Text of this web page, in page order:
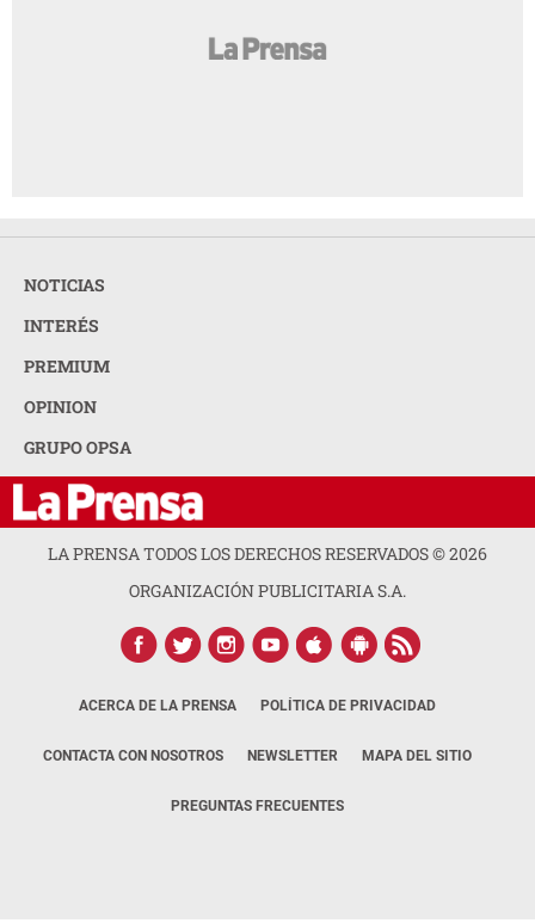
NOTICIAS
INTERÉS
PREMIUM
OPINION
GRUPO OPSA
LA PRENSA TODOS LOS DERECHOS RESERVADOS ©2026
ORGANIZACIÓN PUBLICITARIA S.A.
ACERCA DE LA PRENSA POLÍTICA DE PRIVACIDAD
CONTACTA CON NOSOTROS NEWSLETTER MAPA DEL SITIO
PREGUNTAS FRECUENTES